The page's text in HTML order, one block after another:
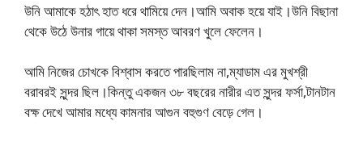
উনি আমাকে হঠাৎ হাত ধরে থামিয়ে দেন।আমি অবাক হয়ে যাই।উনি বিছানা
থেকে উঠে উনার গায়ে থাকা সমস্ত আবরণ খুলে ফেলেন।
আমি নিজের চোখকে বিশ্বাস করতে পারছিলাম না,ম্যাডাম এর মুখশ্রী
বরাবরই সুন্দর ছিল।কিন্তু একজন ৩৮ বছরের নারীর এত সুন্দর ফর্সা,টানটান
বক্ষ দেখে আমার মধ্যে কামনার আগুন বহুগুণ বেড়ে গেল।